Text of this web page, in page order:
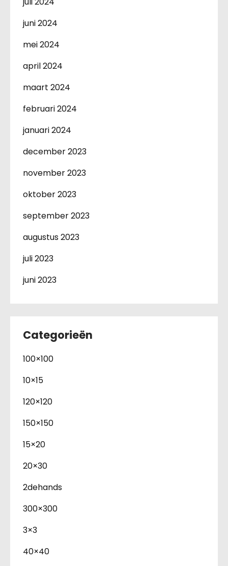
juni 2024
mei 2024
april 2024
maart 2024
februari 2024
januari 2024
december 2023
november 2023
oktober 2023
september 2023
augustus 2023
juli 2023
juni 2023
Categorieën
100×100
10×15
120×120
150×150
15×20
20×30
2dehands
300×300
3×3
40×40